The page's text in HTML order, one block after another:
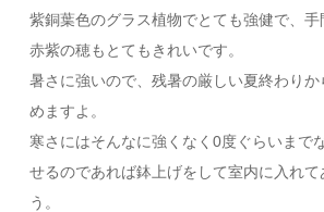
紫銅葉色のグラス植物でとても強健で、手
赤紫の穂もとてもきれいです。
暑さに強いので、残暑の厳しい夏終わり
めますよ。
寒さにはそんなに強くなく0度ぐらいまで
せるのであれば鉢上げをして室内に入れて
う。